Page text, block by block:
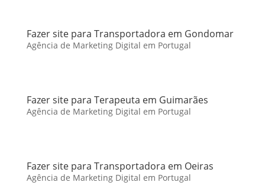
Fazer site para Transportadora em Gondomar
Agência de Marketing Digital em Portugal
Fazer site para Terapeuta em Guimarães
Agência de Marketing Digital em Portugal
Fazer site para Transportadora em Oeiras
Agência de Marketing Digital em Portugal